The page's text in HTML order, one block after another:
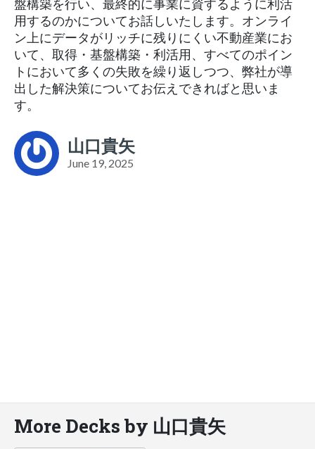
盤構築を行い、最終的に事業に資するように利活
用するのかについてお話しいたします。オンライ
ン上にデータがリッチに残りにくい不動産業にお
いて、取得・基盤構築・利活用、すべてのポイン
トにおいて多くの失敗を繰り返しつつ、弊社が導
出した解決策についてお伝えできればと思いま
す。
山口貴矢
June 19, 2025
More Decks by 山口貴矢